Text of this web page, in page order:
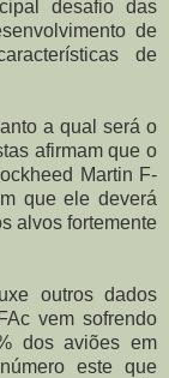
desafio das
de
de
a qual será o
afirmam que o
Martin F-
que ele deverá
alvos fortemente
outros dados
vem sofrendo
dos aviões em
este que